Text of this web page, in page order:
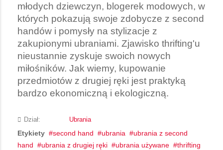
młodych dziewczyn, blogerek modowych, w
których pokazują swoje zdobycze z second
handów i pomysły na stylizacje z
zakupionymi ubraniami. Zjawisko thrifting'u
nieustannie zyskuje swoich nowych
miłośników. Jak wiemy, kupowanie
przedmiotów z drugiej ręki jest praktyką
bardzo ekonomiczną i ekologiczną.
Dział: Ubrania
Etykiety second hand ubrania
ubrania z second
hand
ubrania z drugiej ręki ubrania używane
thrifting